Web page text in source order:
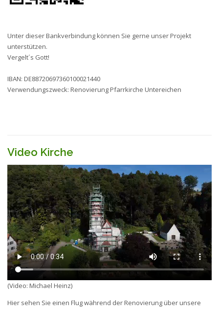
Unter dieser Bankverbindung können Sie gerne unser Projekt
unterstützen.
Vergelt´s Gott!
IBAN: DE88720697360100021440
Verwendungszweck: Renovierung Pfarrkirche Untereichen
Video Kirche
(Video: Michael Heinz)
Hier sehen Sie einen Flug während der Renovierung über unsere